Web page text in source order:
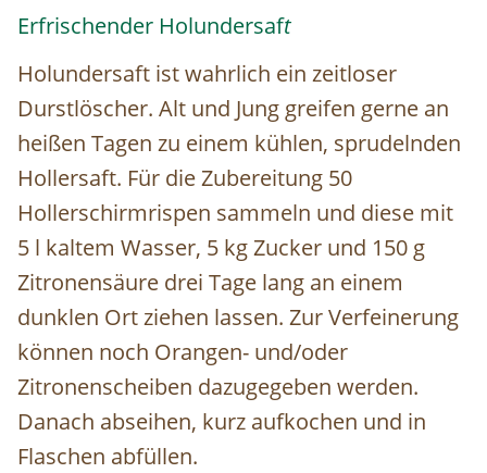
Erfrischender Holundersaft
Holundersaft ist wahrlich ein zeitloser
Durstlöscher. Alt und Jung greifen gerne an
heißen Tagen zu einem kühlen, sprudelnden
Hollersaft. Für die Zubereitung 50
Hollerschirmrispen sammeln und diese mit
5 l kaltem Wasser, 5 kg Zucker und 150 g
Zitronensäure drei Tage lang an einem
dunklen Ort ziehen lassen. Zur Verfeinerung
können noch Orangen- und/oder
Zitronenscheiben dazugegeben werden.
Danach abseihen, kurz aufkochen und in
Flaschen abfüllen.